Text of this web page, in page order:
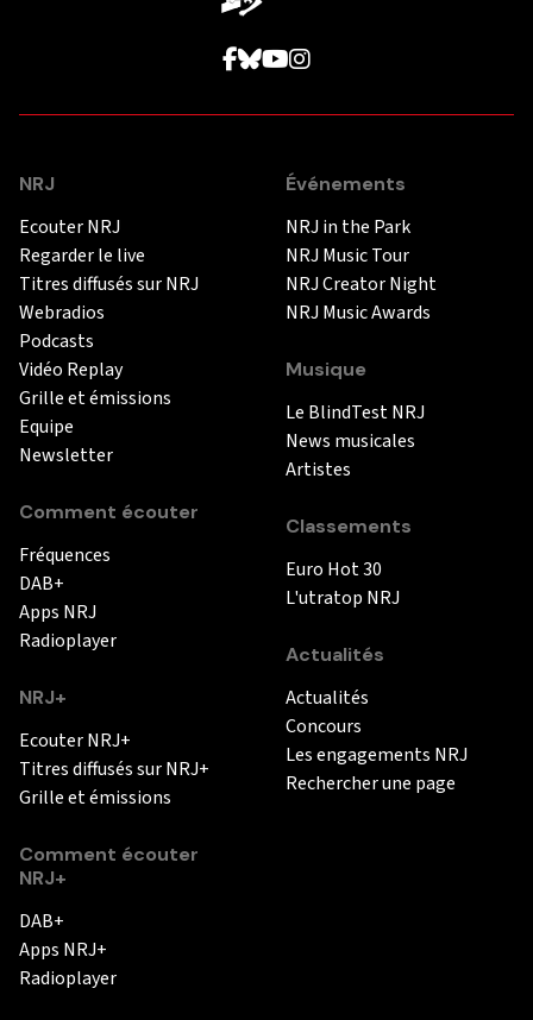
NRJ
Ecouter NRJ
Regarder le live
Titres diffusés sur NRJ
Webradios
Podcasts
Vidéo Replay
Grille et émissions
Equipe
Newsletter
Comment écouter
Fréquences
DAB+
Apps NRJ
Radioplayer
NRJ+
Ecouter NRJ+
Titres diffusés sur NRJ+
Grille et émissions
Comment écouter
NRJ+
DAB+
Apps NRJ+
Radioplayer
Événements
NRJ in the Park
NRJ Music Tour
NRJ Creator Night
NRJ Music Awards
Musique
Le BlindTest NRJ
News musicales
Artistes
Classements
Euro Hot 30
L'utratop NRJ
Actualités
Actualités
Concours
Les engagements NRJ
Rechercher une page